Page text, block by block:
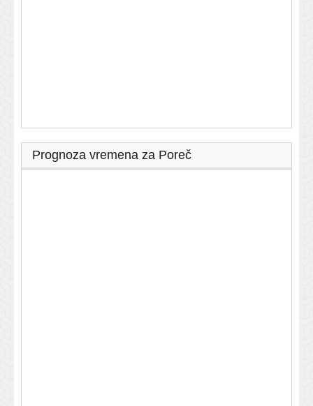
Prognoza vremena za Poreč